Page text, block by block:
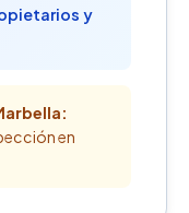
y
en